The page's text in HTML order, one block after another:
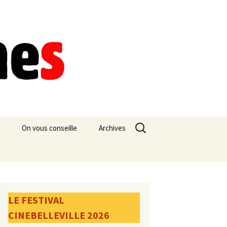
On vous conseille Archives
Rechercher :
LE FESTIVAL
CINEBELLEVILLE 2026